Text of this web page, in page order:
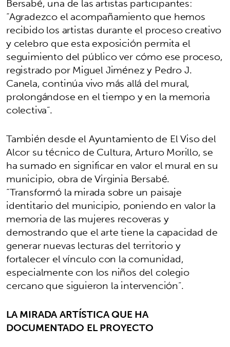
“Agradezco el acompañamiento que hemos
recibido los artistas durante el proceso creativo
y celebro que esta exposición permita el
seguimiento del público ver cómo ese proceso,
registrado por Miguel Jiménez y Pedro J.
Canela, continúa vivo más allá del mural,
prolongándose en el tiempo y en la memoria
colectiva”.
También desde el Ayuntamiento de El Viso del
Alcor su técnico de Cultura, Arturo Morillo, se
ha sumado en significar en valor el mural en su
municipio, obra de Virginia Bersabé.
“Transformó la mirada sobre un paisaje
identitario del municipio, poniendo en valor la
memoria de las mujeres recoveras y
demostrando que el arte tiene la capacidad de
generar nuevas lecturas del territorio y
fortalecer el vínculo con la comunidad,
especialmente con los niños del colegio
cercano que siguieron la intervención”.
LA MIRADA ARTÍSTICA QUE HA
DOCUMENTADO EL PROYECTO